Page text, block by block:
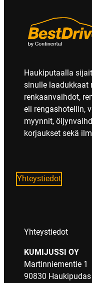
Haukiputaalla
sinulle laadukkaat
renkaanvaihdot,
eli rengashotellin,
myynnit,
korjaukset sekä
Yhteystiedot
Yhteystiedot
KUMIJUSSI OY
Martinniementie 1
90830 Haukipudas